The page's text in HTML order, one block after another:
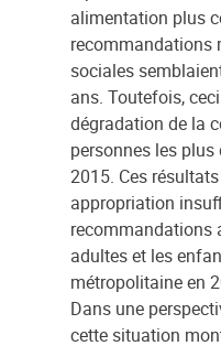
alimentation plus
recommandations
sociales
ans. Toutefois,
dégradation de la
personnes les
2015. Ces
appropriation
recommandations
adultes et les
métropolitaine en
Dans une
cette situation